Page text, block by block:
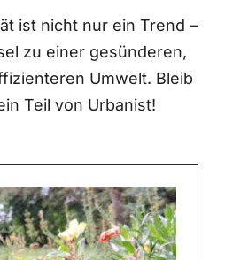
ist nicht nur ein Trend –
zu einer gesünderen,
Umwelt. Bleib
Teil von Urbanist!